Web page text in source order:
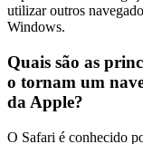
utilizar outros
Windows.
Quais são as
o tornam um
da Apple?
O Safari é conhecido